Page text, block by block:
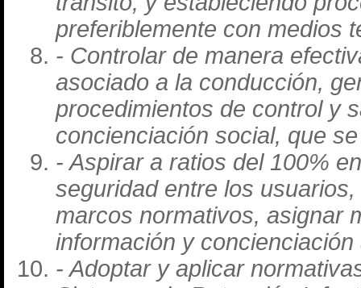
preferiblemente con medios
- Controlar de manera
asociado a la conducción,
procedimientos de control y
concienciación social, que
- Aspirar a ratios del 100%
seguridad entre los
marcos normativos, asignar
información y
- Adoptar y aplicar